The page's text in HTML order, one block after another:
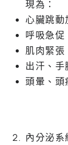
現為：
心臟跳動
呼吸急促
肌肉緊張
出汗、手
頭暈、頭
內分泌